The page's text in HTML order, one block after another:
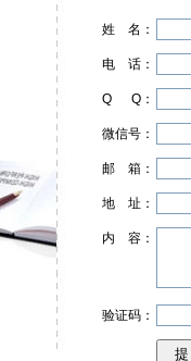
姓 名 ：
电 话 ：
Q Q ：
微信号：
邮 箱 ：
地 址 ：
内 容 ：
验证码：